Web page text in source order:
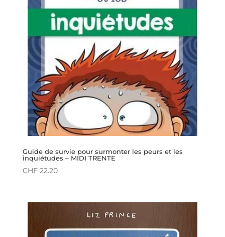
Guide de survie pour surmonter les peurs et les
inquiétudes – MIDI TRENTE
CHF22.20